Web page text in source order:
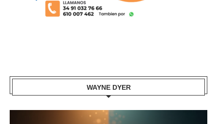
WAYNE DYER